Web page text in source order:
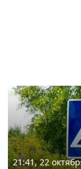
21:41, 22